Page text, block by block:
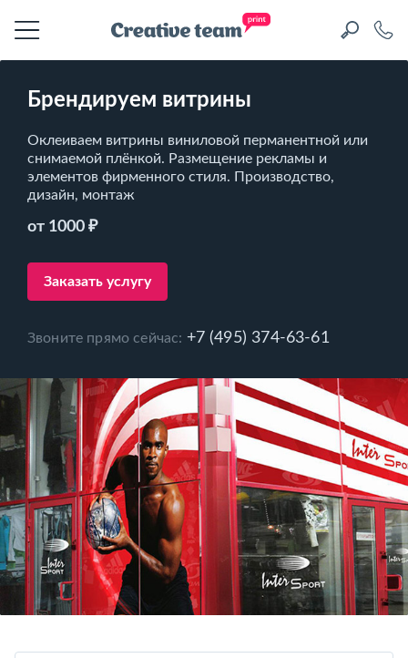
Брендируем витрины
Оклеиваем витрины виниловой перманентной или
снимаемой плёнкой. Размещение рекламы и
элементов фирменного стиля. Производство,
дизайн, монтаж
от 1000 ₽
Заказать услугу
Звоните прямо сейчас: +7 (495) 374-63-61